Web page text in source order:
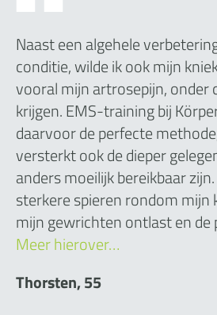
Naast een algehele
conditie, wilde ik ook mijn
vooral mijn artrosepijn, onder
krijgen. EMS-training bij
daarvoor de perfecte
versterkt ook de dieper
anders moeilijk bereikbaar
sterkere spieren rondom mijn
mijn gewrichten ontlast en de
Meer hierover…
Thorsten, 55